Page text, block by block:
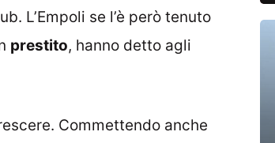
L’Empoli se l’è però tenuto
prestito, hanno detto agli
Commettendo anche